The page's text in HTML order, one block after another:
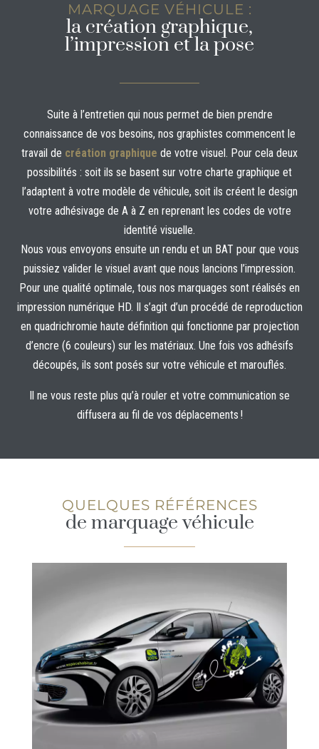
MARQUAGE VÉHICULE :
la création graphique,
l’impression et la pose
Suite à l’entretien qui nous permet de bien prendre
connaissance de vos besoins, nos graphistes commencent le
travail de création graphique de votre visuel. Pour cela deux
possibilités : soit ils se basent sur votre charte graphique et
l’adaptent à votre modèle de véhicule, soit ils créent le design
votre adhésivage de A à Z en reprenant les codes de votre
identité visuelle.
Nous vous envoyons ensuite un rendu et un BAT pour que vous
puissiez valider le visuel avant que nous lancions l’impression.
Pour une qualité optimale, tous nos marquages sont réalisés en
impression numérique HD. Il s’agit d’un procédé de reproduction
en quadrichromie haute définition qui fonctionne par projection
d’encre (6 couleurs) sur les matériaux. Une fois vos adhésifs
découpés, ils sont posés sur votre véhicule et marouflés.
Il ne vous reste plus qu’à rouler et votre communication se
diffusera au fil de vos déplacements !
QUELQUES RÉFÉRENCES
de marquage véhicule